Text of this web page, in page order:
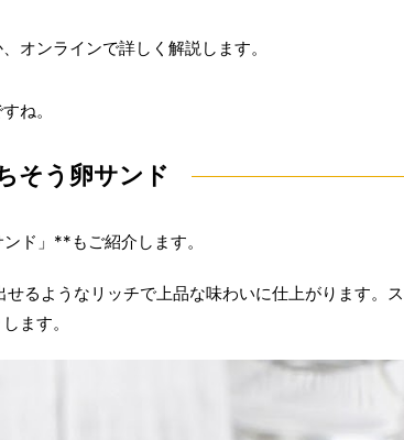
オンラインで詳しく解説します。
ね。
そう卵サンド
ド」**もご紹介します。
るようなリッチで上品な味わいに仕上がります。
ます。